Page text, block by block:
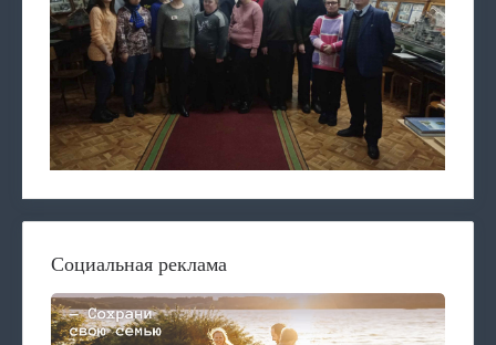
Социальная реклама